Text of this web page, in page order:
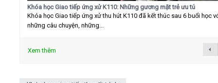
Khóa học Giao tiếp ứng xử K110: Những gương mặt trẻ ưu tú
Khóa học Giao tiếp ứng xử thu hút K110 đã kết thúc sau 6 buổi học
những câu chuyện, những...
Xem thêm